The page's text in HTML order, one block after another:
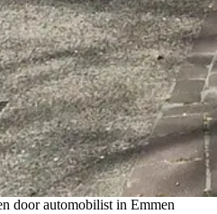
door automobilist in Emmen